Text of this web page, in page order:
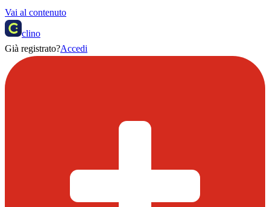
Vai al contenuto
clino
Già registrato?Accedi